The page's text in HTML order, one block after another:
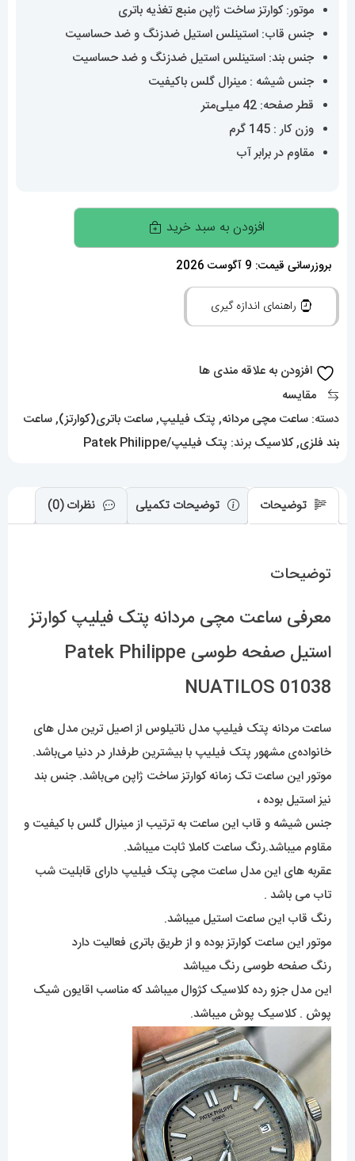
موتور: کوارتز ساخت ژاپن منبع تغذیه باتری
جنس قاب: استینلس استیل ضدزنگ و ضد حساسیت
جنس بند: استینلس استیل ضدزنگ و ضد حساسیت
جنس شیشه : مینرال گلس باکیفیت
قطر صفحه: 42 میلی‌متر
وزن کار : 145 گرم
مقاوم در برابر آب
ساعت
مچی
مردانه
پتک
فیلیپ
صفحه
Philippe
01038
عدد
افزودن به سبد خرید
بروزرسانی قیمت: 9 آگوست 2026
راهنمای اندازه گیری
افزودن به علاقه مندی ها
مقایسه
دسته: ساعت مچی مردانه, پتک فیلیپ,ساعت باتری(کوارتز),ساعت
بند فلزی,کلاسیک برند: پتک فیلیپ/Patek Philippe
توضیحات توضیحات تکمیلی نظرات (0)
توضیحات
معرفی ساعت مچی مردانه پتک فیلیپ کوارتز
استیل صفحه طوسی Patek Philippe
NUATILOS 01038
ساعت مردانه پتک فیلیپ مدل ناتیلوس از اصیل ترین مدل های
خانواده‌ی مشهور پتک فیلیپ با بیشترین طرفدار در دنیا می‌باشد.
موتور این ساعت تک زمانه کوارتز ساخت ژاپن می‌باشد. جنس بند
نیز استیل بوده ،
جنس شیشه و قاب این ساعت به ترتیب از مینرال گلس با کیفیت و
مقاوم میباشد.رنگ ساعت کاملا ثابت میباشد.
عقربه های این مدل ساعت مچی پتک فیلیپ دارای قابلیت شب
تاب می باشد .
رنگ قاب این ساعت استیل میباشد.
موتور این ساعت کوارتز بوده و از طریق باتری فعالیت دارد
رنگ صفحه طوسی رنگ میباشد
این مدل جزو رده کلاسیک کژوال میباشد که مناسب اقایون شیک
پوش . کلاسیک پوش میباشد.